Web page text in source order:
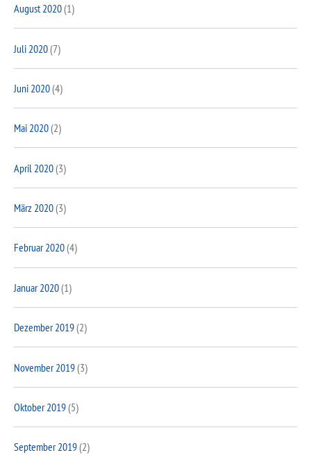
August 2020(1)
Juli 2020(7)
Juni 2020(4)
Mai 2020(2)
April 2020(3)
März 2020(3)
Februar 2020(4)
Januar 2020(1)
Dezember 2019(2)
November 2019(3)
Oktober 2019(5)
September 2019(2)